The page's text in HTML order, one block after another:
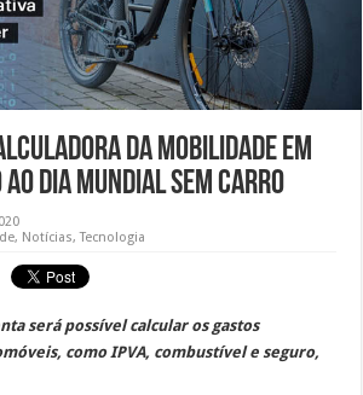
da Mobilidade em
Dia Mundial sem Carro
, Notícias,Tecnologia
será possível calcular os gastos
como IPVA, combustível e seguro,